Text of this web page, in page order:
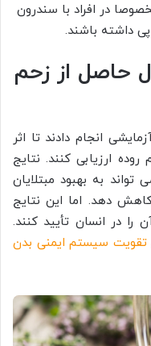
در افراد با سندرون
داشته باشند.
حاصل از زحم
موش ها آزمایشی انجام دادند تا اثر
ارزیابی کنند. نتایج
به بهبود مبتلایان
دهد. اما این نتایج
را در انسان تأیید کنند.
تقویت سیستم ایمنی بدن